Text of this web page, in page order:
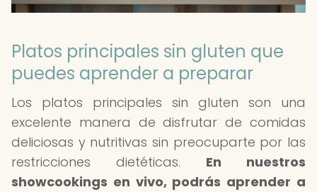
Platos principales sin gluten que
puedes aprender a preparar
Los platos principales sin gluten son una
excelente manera de disfrutar de comidas
deliciosas y nutritivas sin preocuparte por las
restricciones dietéticas. En nuestros
showcookings en vivo, podrás aprender a